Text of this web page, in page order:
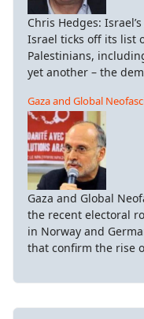
Chris Hedges:
Israel ticks off its list
Palestinians,
yet another – the
Gaza and Global
Gaza and Global
the recent electoral
in Norway and
that confirm the rise